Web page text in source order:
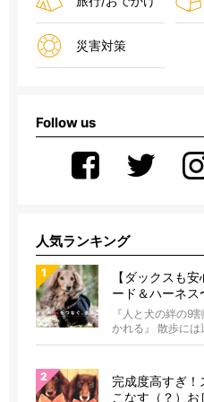
災害対策
Follow us
人気ランキング
【ダックスも
ード＆ハーネ
9割は散歩によ
WOLFGANG
『人と犬の絆の9
かれる』 散歩に
犬とオーナーの絆
完成度高すぎ
こなす（？）お